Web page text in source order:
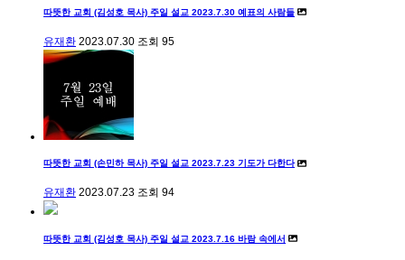
따뜻한 교회 (김성호 목사) 주일 설교 2023.7.30 예표의 사람들
유재환 2023.07.30 조회 95
따뜻한 교회 (손민하 목사) 주일 설교 2023.7.23 기도가 다한다
유재환 2023.07.23 조회 94
따뜻한 교회 (김성호 목사) 주일 설교 2023.7.16 바람 속에서